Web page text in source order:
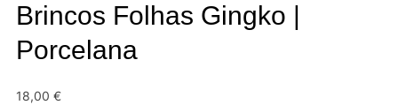
Brincos Folhas Gingko |
Porcelana
18,00 €